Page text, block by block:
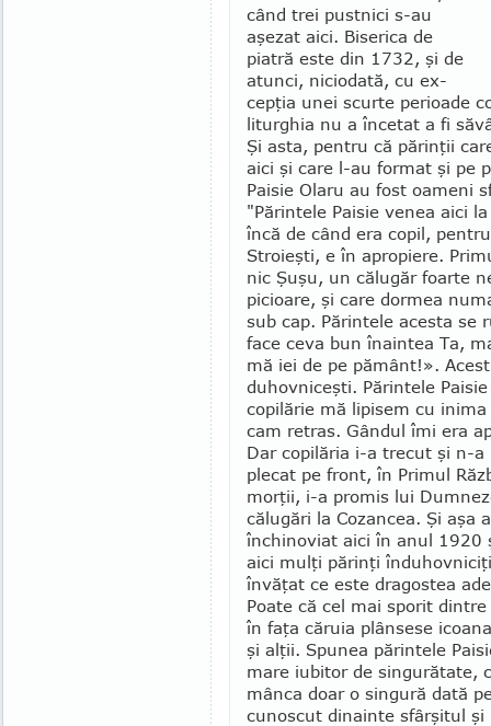
când trei pustnici s-au
aşezat aici. Biserica de
piatră este din 1732, şi de
atunci, nicio­dată, cu ex­
cepţia unei scurte perioade
liturghia nu a încetat a fi
Şi asta, pentru că părinţii
aici şi care l-au for­mat şi pe
Paisie Olaru au fost oa­meni
"Părintele Paisie venea aici
încă de când era copil,
Stroieşti, e în apropiere.
nic Şuşu, un călugăr foarte
picioare, şi care dormea
sub cap. Părintele aces­­ta se
face ceva bun înaintea Ta,
mă iei de pe pământ!».
duhovniceşti. Părintele
copilărie mă lipisem cu
cam retras. Gândul îmi era
Dar copilăria i-a trecut şi n-
plecat pe front, în Primul
mor­ţii, i-a promis lui
călugări la Cozancea. Şi aşa
închinoviat aici în anul 1920
aici mulţi părinţi
învăţat ce este dragostea
Poate că cel mai sporit
în faţa căruia plânsese
şi alţii. Spunea părintele
mare iubitor de singurătate,
mânca doar o sin­gură dată
cunos­cut dinain­te sfârşitul